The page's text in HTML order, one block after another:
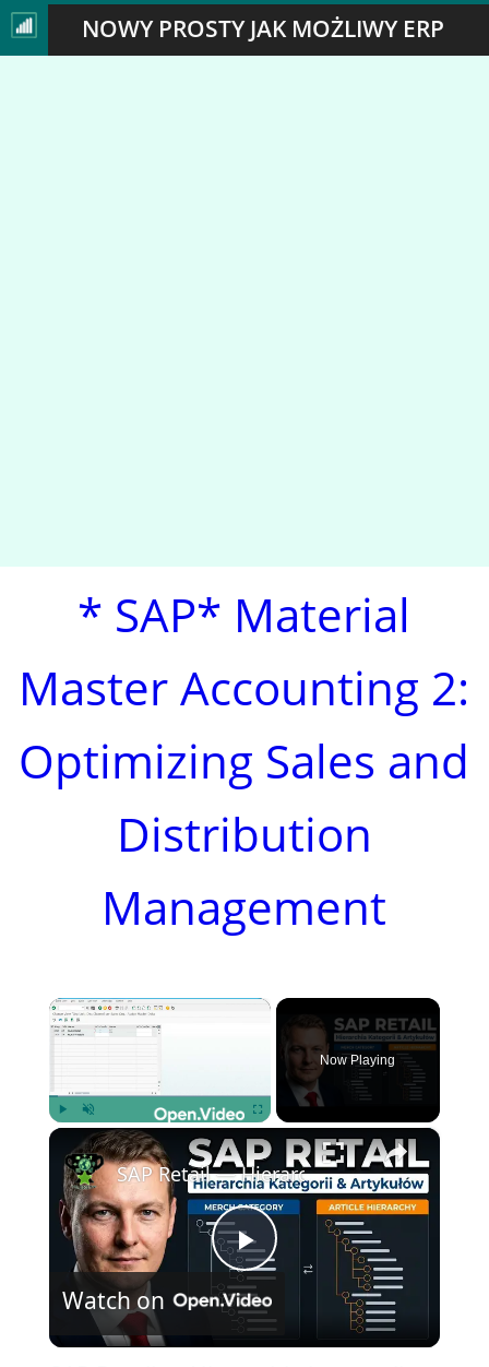
NOWY PROSTY JAK MOŻLIWY ERP
* SAP* Material
Master Accounting 2:
Optimizing Sales and
Distribution
Management
×
Unmute
Now Playing
×
P
l
SAP Retail — Hierarchia kategorii
Watch on